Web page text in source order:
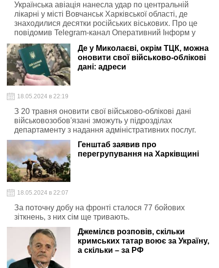
Українська авіація нанесла удар по центральній
лікарні у місті Вовчанськ Харківської області, де
знаходилися десятки російських віськових. Про це
повідомив Telegram-канал Оперативний Інформ у
суботу, 18 травня.
Де у Миколаєві, окрім ТЦК, можна
оновити свої військово-облікові
дані: адреси
18.05.2024 в 22:19
З 20 травня оновити свої військово-облікові дані
військовозобов'язані зможуть у підрозділах
департаменту з надання адміністративних послуг.
Генштаб заявив про
перегрупування на Харківщині
18.05.2024 в 22:07
За поточну добу на фронті сталося 77 бойових
зіткнень, з них сім ще тривають.
Джемілєв розповів, скільки
кримських татар воює за Україну,
а скільки – за РФ